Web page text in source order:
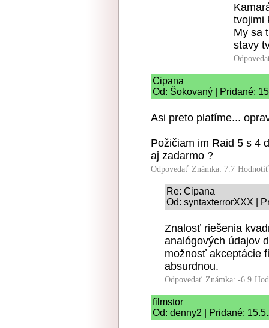
tvojimi
My sa
stavy
Cipana
Od: Šokovaný | Pridané:
Asi preto platíme...
Požičiam im Raid 5 s 4
aj zadarmo ?
Odpovedať Známka: 7.7
Re: Cipana
Od: syntaxterrorXXX |
Znalosť riešenia
analógových údajov
možnosť akceptácie
absurdnou.
Odpovedať Známka: -6.9
filmstor
Od: denny2 | Pridané: